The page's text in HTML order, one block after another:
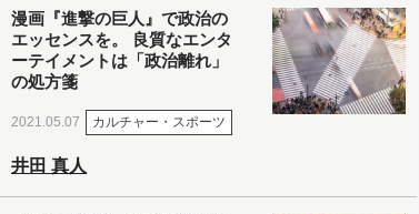
漫画『進撃の巨人』で政治の
エッセンスを。 良質なエンタ
ーテイメントは「政治離れ」
の処方箋
2021.05.07 カルチャー・スポーツ
井田 真人